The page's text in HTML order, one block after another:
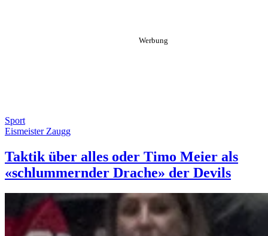
Sport
Eismeister Zaugg
Taktik über alles oder Timo Meier als
«schlummernder Drache» der Devils